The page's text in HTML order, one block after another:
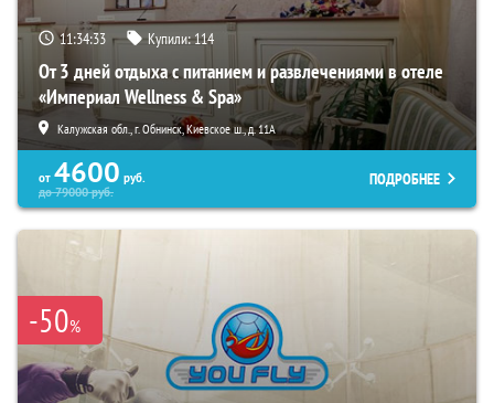
11:34:32 Купили:114
От 3 дней отдыха с питанием и развлечениями в отеле
«Империал Wellness & Spa»
Калужская обл., г. Обнинск, Киевское ш., д. 11А
от 4600 руб.
до79000руб.
ПОДРОБНЕЕ
-50%